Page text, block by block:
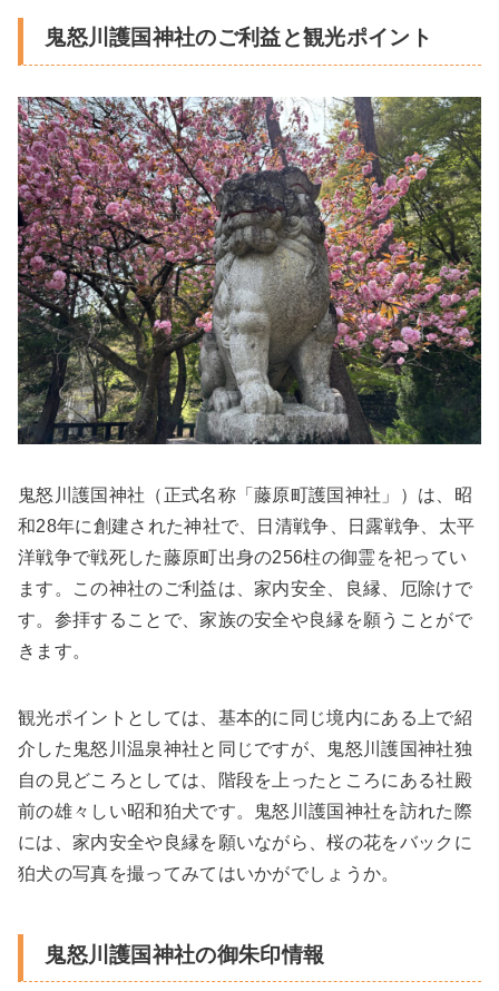
鬼怒川護国神社のご利益と観光ポイント
鬼怒川護国神社（正式名称「藤原町護国神社」）は、昭
和28年に創建された神社で、日清戦争、日露戦争、太平
洋戦争で戦死した藤原町出身の256柱の御霊を祀ってい
ます。この神社のご利益は、家内安全、良縁、厄除けで
す。参拝することで、家族の安全や良縁を願うことがで
きます。
観光ポイントとしては、基本的に同じ境内にある上で紹
介した鬼怒川温泉神社と同じですが、鬼怒川護国神社独
自の見どころとしては、階段を上ったところにある社殿
前の雄々しい昭和狛犬です。鬼怒川護国神社を訪れた際
には、家内安全や良縁を願いながら、桜の花をバックに
狛犬の写真を撮ってみてはいかがでしょうか。
鬼怒川護国神社の御朱印情報